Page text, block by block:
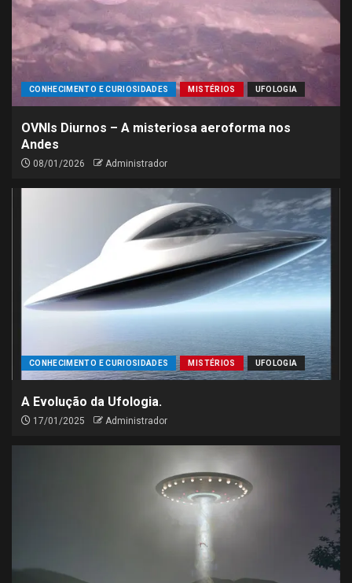
CONHECIMENTO E CURIOSIDADES MISTÉRIOS UFOLOGIA
OVNIs Diurnos – A misteriosa aeroforma nos
Andes
08/01/2026 Administrador
CONHECIMENTO E CURIOSIDADES MISTÉRIOS UFOLOGIA
A Evolução da Ufologia.
17/01/2025 Administrador